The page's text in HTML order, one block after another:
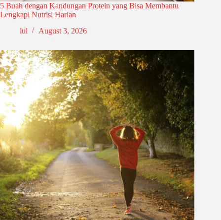
5 Buah dengan Kandungan Protein yang Bisa Membantu
Lengkapi Nutrisi Harian
lul
August 3, 2026